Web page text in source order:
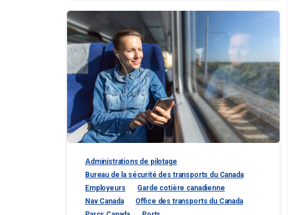
Administrations de pilotage
Bureau de la sécurité des transports du Canada
Employeurs
Garde cotière canadienne
Nav Canada
Office des transports du Canada